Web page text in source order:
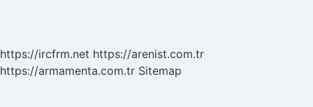
https://ircfrm.net https://arenist.com.tr
https://armamenta.com.tr Sitemap